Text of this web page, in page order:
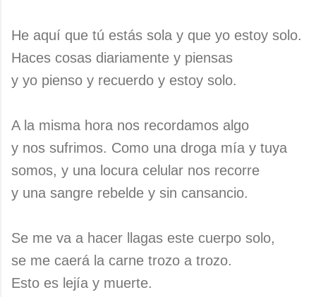
He aquí que tú estás sola y que yo estoy solo.
Haces cosas diariamente y piensas
y yo pienso y recuerdo y estoy solo.
A la misma hora nos recordamos algo
y nos sufrimos. Como una droga mía y tuya
somos, y una locura celular nos recorre
y una sangre rebelde y sin cansancio.
Se me va a hacer llagas este cuerpo solo,
se me caerá la carne trozo a trozo.
Esto es lejía y muerte.